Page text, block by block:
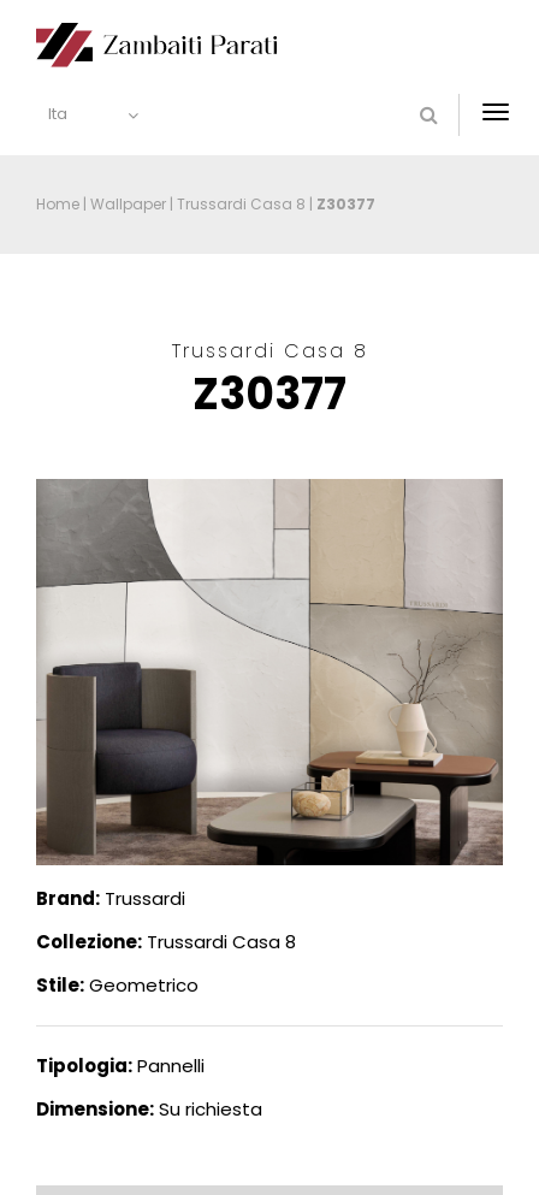
Ita
Home | Wallpaper | Trussardi Casa 8 | Z30377
Trussardi Casa 8
Z30377
Brand: Trussardi
Collezione: Trussardi Casa 8
Stile:Geometrico
Tipologia:Pannelli
Dimensione:Su richiesta